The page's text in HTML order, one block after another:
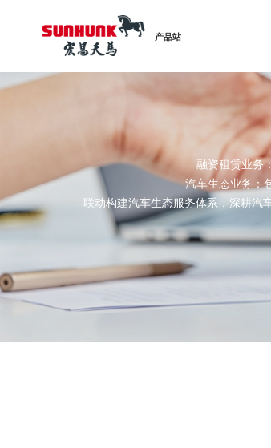
产品站
融资租赁业务
汽车生态业务：
联动构建汽车生态服务体系，深耕汽